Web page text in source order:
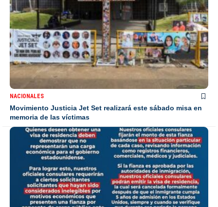
NACIONALES
Movimiento Justicia Jet Set realizará este sábado misa en
memoria de las víctimas